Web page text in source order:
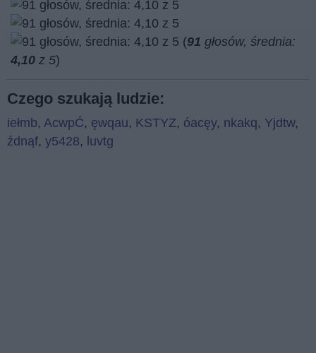
(91 głosów, średnia:
4,10 z 5)
Czego szukają ludzie:
iełmb, AcwpĆ, ęwqau, KSTYZ, óacęy, nkakq, Yjdtw,
źdnąf, y5428, luvtg